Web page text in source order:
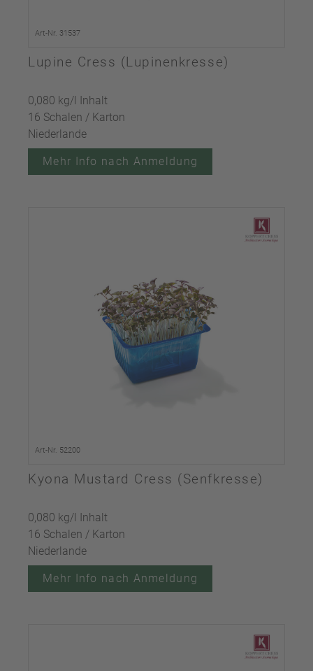
Art-Nr. 31537
Lupine Cress (Lupinenkresse)
0,080 kg/l Inhalt
16 Schalen / Karton
Niederlande
Mehr Info nach Anmeldung
Art-Nr. 52200
Kyona Mustard Cress (Senfkresse)
0,080 kg/l Inhalt
16 Schalen / Karton
Niederlande
Mehr Info nach Anmeldung